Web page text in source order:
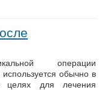
операции
обычно в
целях для лечения